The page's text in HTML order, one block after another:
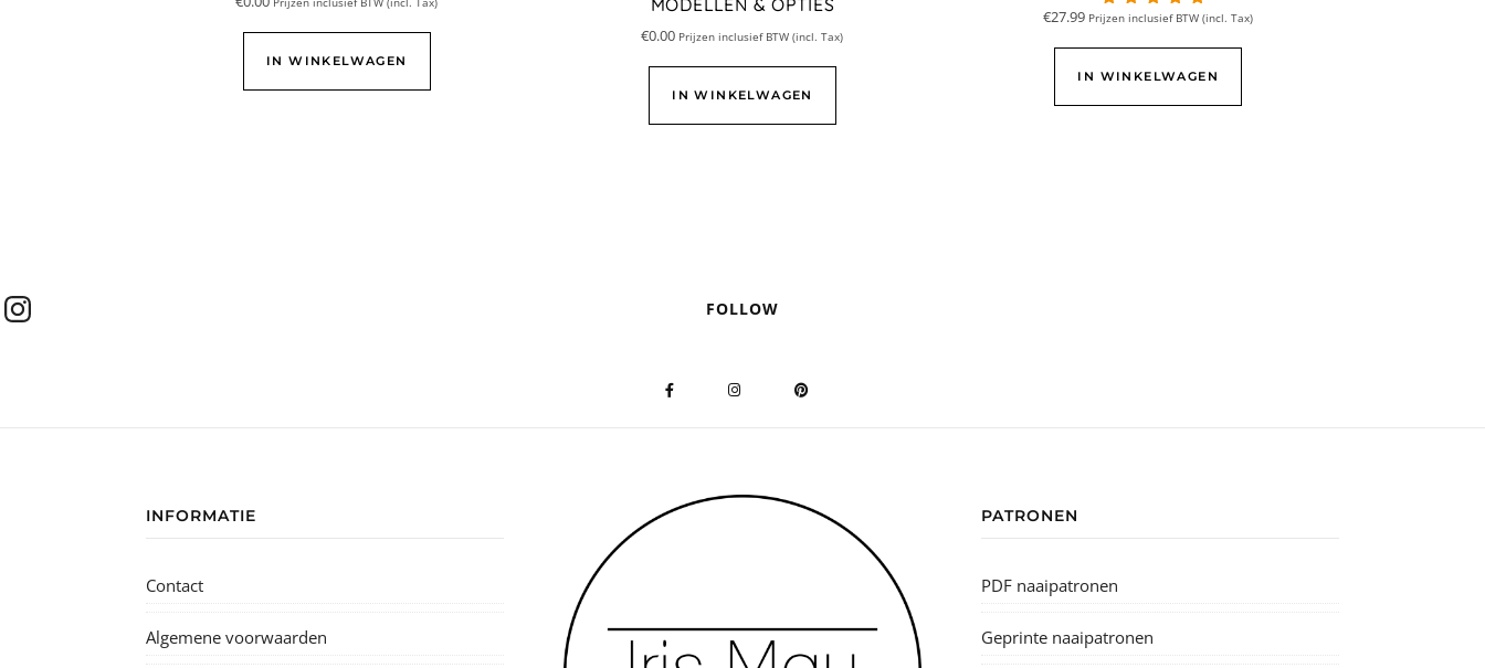
IN WINKELWAGEN
MODELLEN & OPTIES
€0.00 Prijzen inclusief BTW (incl. Tax)
IN WINKELWAGEN
Beoordeeld met
van 5
€27.99 Prijzen inclusief BTW (incl. Tax)
IN WINKELWAGEN
FOLLOW
INFORMATIE
Contact
Algemene voorwaarden
PATRONEN
PDF naaipatronen
Geprinte naaipatronen